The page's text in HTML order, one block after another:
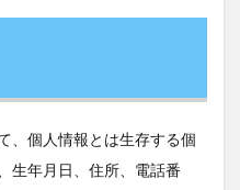
、個人情報とは生存する個
生年月日、住所、電話番